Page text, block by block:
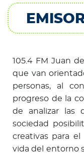
105.4 FM Juan
que van
personas, al
progreso de la
de analizar las
sociedad
creativas para
vida del entorno